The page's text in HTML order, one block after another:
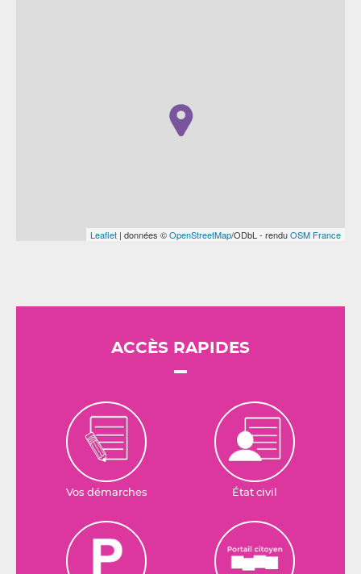
Leaflet | données ©OpenStreetMap/ODbL - renduOSM France
ACCÈS RAPIDES
Vos démarches État civil